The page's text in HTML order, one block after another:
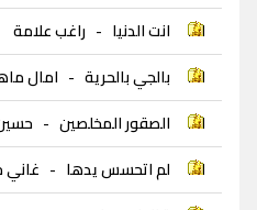
انت الدنيا - راغب علامة
بالجي بالحرية - امال
الصقور المخلصين -
لم اتحسس يدها -